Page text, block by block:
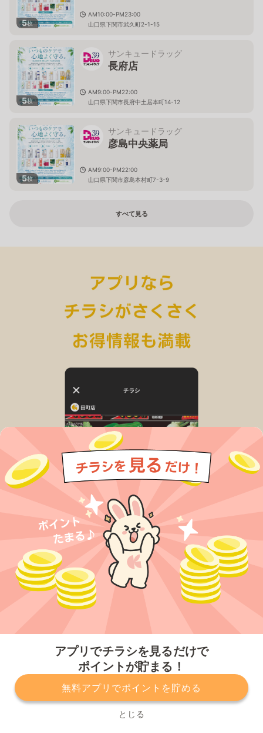
アプリでチラシを見るだけで
ポイントが貯まる！
無料アプリでポイントを貯める
とじる
5枚
AM10:00-PM23:00
山口県下関市武久町2-1-15
5枚
サンキュードラッグ
長府店
AM9:00-PM22:00
山口県下関市長府中土居本町14-12
5枚
サンキュードラッグ
彦島中央薬局
AM9:00-PM22:00
山口県下関市彦島本村町7-3-9
すべて見る
プライバシーポリシー 利用規約
運営会社
サービスに関してのお問い合わせ